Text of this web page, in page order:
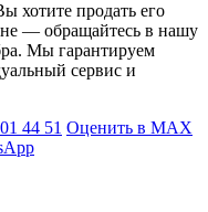
хотите продать его
— обращайтесь в нашу
Мы гарантируем
сервис и
44 51 Оценить в MAX